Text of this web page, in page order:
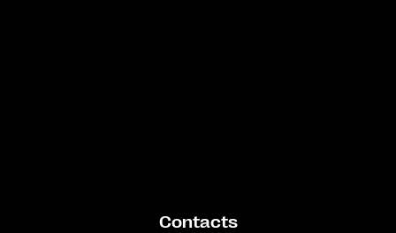
Contacts